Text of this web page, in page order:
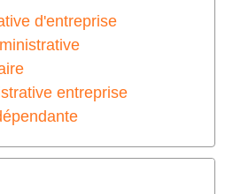
d'entreprise
entreprise